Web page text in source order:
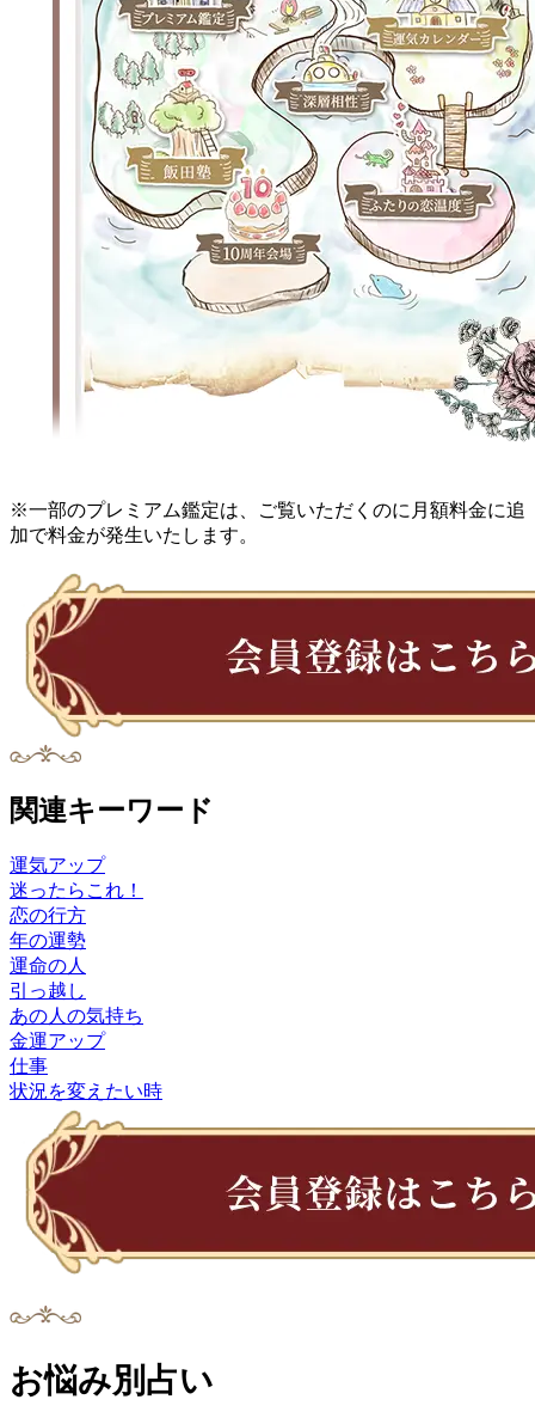
※一部のプレミアム鑑定は、ご覧いただくのに月額料金に追
加で料金が発生いたします。
関連キーワード
運気アップ
迷ったらこれ！
恋の行方
年の運勢
運命の人
引っ越し
あの人の気持ち
金運アップ
仕事
状況を変えたい時
お悩み別占い